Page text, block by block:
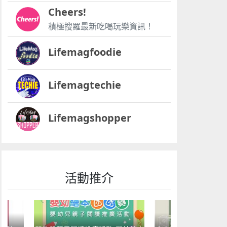
Cheers!
積極搜羅最新吃喝玩樂資訊！
Lifemagfoodie
Lifemagtechie
Lifemagshopper
活動推介